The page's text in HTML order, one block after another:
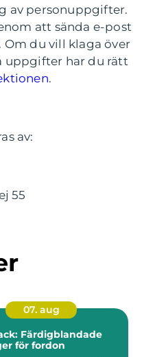
av personuppgifter.
att sända e-post
du vill klaga över
uppgifter har du rätt
.
av:
55
07. aug
Färdigblandade
för fordon